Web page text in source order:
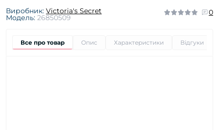
Виробник: Victoria's Secret
Модель: 26850509
0
Все про товар Опис Характеристики Відгуки